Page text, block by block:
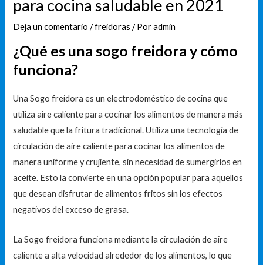
para cocina saludable en 2021
Deja un comentario /freidoras / Poradmin
¿Qué es una sogo freidora y cómo
funciona?
Una Sogo freidora es un electrodoméstico de cocina que
utiliza aire caliente para cocinar los alimentos de manera más
saludable que la fritura tradicional. Utiliza una tecnología de
circulación de aire caliente para cocinar los alimentos de
manera uniforme y crujiente, sin necesidad de sumergirlos en
aceite. Esto la convierte en una opción popular para aquellos
que desean disfrutar de alimentos fritos sin los efectos
negativos del exceso de grasa.
La Sogo freidora funciona mediante la circulación de aire
caliente a alta velocidad alrededor de los alimentos, lo que